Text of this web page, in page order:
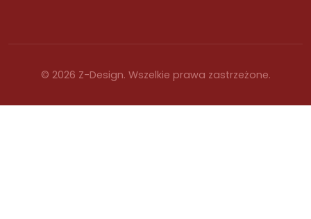
© 2026 Z-Design. Wszelkie prawa zastrzeżone.